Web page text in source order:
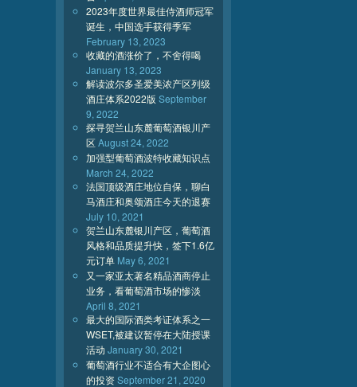
2023年度世界最佳侍酒师冠军
诞生，中国选手获得季军
February 13, 2023
收藏的酒涨价了，不舍得喝
January 13, 2023
解读波尔多圣爱美浓产区列级
酒庄体系2022版 September
9, 2022
探寻贺兰山东麓葡萄酒银川产
区August 24, 2022
加强型葡萄酒波特收藏知识点
March 24, 2022
法国顶级酒庄地位自保，聊白
马酒庄和奥颂酒庄今天的退赛
July 10, 2021
贺兰山东麓银川产区，葡萄酒
风格和品质提升快，签下1.6亿
元订单 May 6, 2021
又一家亚太著名精品酒商停止
业务，看葡萄酒市场的惨淡
April 8, 2021
最大的国际酒类考证体系之一
WSET,被建议暂停在大陆授课
活动 January 30, 2021
葡萄酒行业不适合有大企图心
的投资September 21, 2020